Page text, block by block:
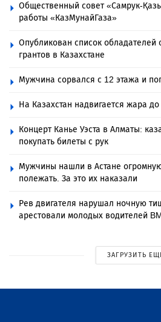
Общественный совет «Самрук-
работы «КазМунайГаза»
Опубликован список обладателей
грантов в Казахстане
Мужчина сорвался с 12 этажа и
На Казахстан надвигается жара до
Концерт Канье Уэста в Алматы:
покупать билеты с рук
Мужчины нашли в Астане
полежать. За это их наказали
Рев двигателя нарушал ночную
арестовали молодых водителей
ЗАГРУЗИТЬ